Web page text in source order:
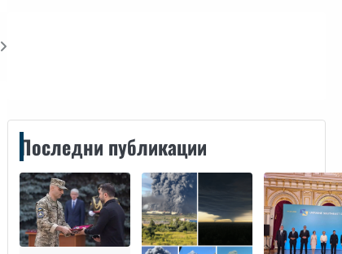
Последни публикации